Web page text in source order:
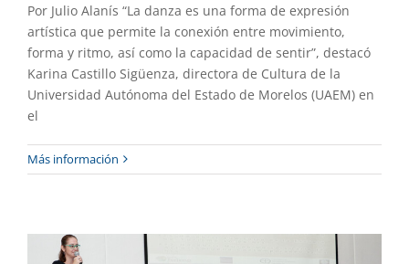
Por Julio Alanís “La danza es una forma de expresión
artística que permite la conexión entre movimiento,
forma y ritmo, así como la capacidad de sentir”, destacó
Karina Castillo Sigüenza, directora de Cultura de la
Universidad Autónoma del Estado de Morelos (UAEM) en
el
Más información
Promueven la formación integral de